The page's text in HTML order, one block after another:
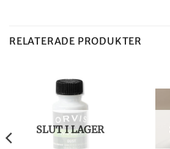
RELATERADE PRODUKTER
SLUT I LAGER